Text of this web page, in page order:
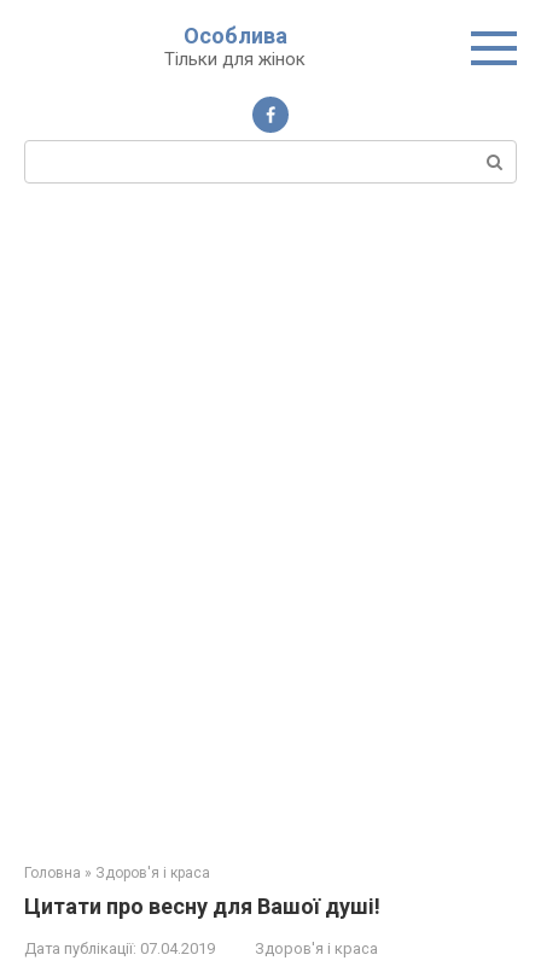
Особлива
Тільки для жінок
Пошук:
Головна » Здоров'я і краса
Цитати про весну для Вашої душі!
Дата публікації: 07.04.2019 Здоров'я і краса